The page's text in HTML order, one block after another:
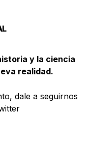
y la ciencia
realidad.
dale a seguirnos